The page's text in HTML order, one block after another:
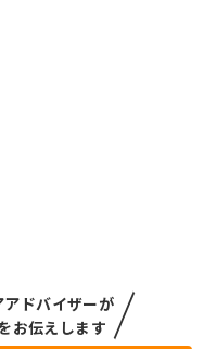
ドバイザーが
お伝えします